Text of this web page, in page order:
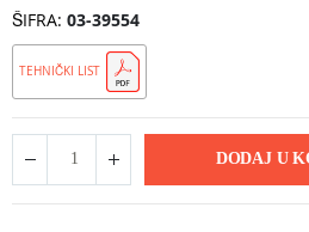
ŠIFRA 03-39554
TEHNIČKI LIST
DODAJ U